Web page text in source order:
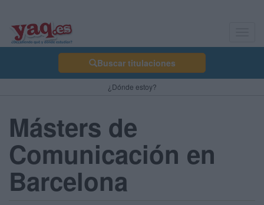
Buscar titulaciones
¿Dónde estoy?
Másters de
Comunicación en
Barcelona